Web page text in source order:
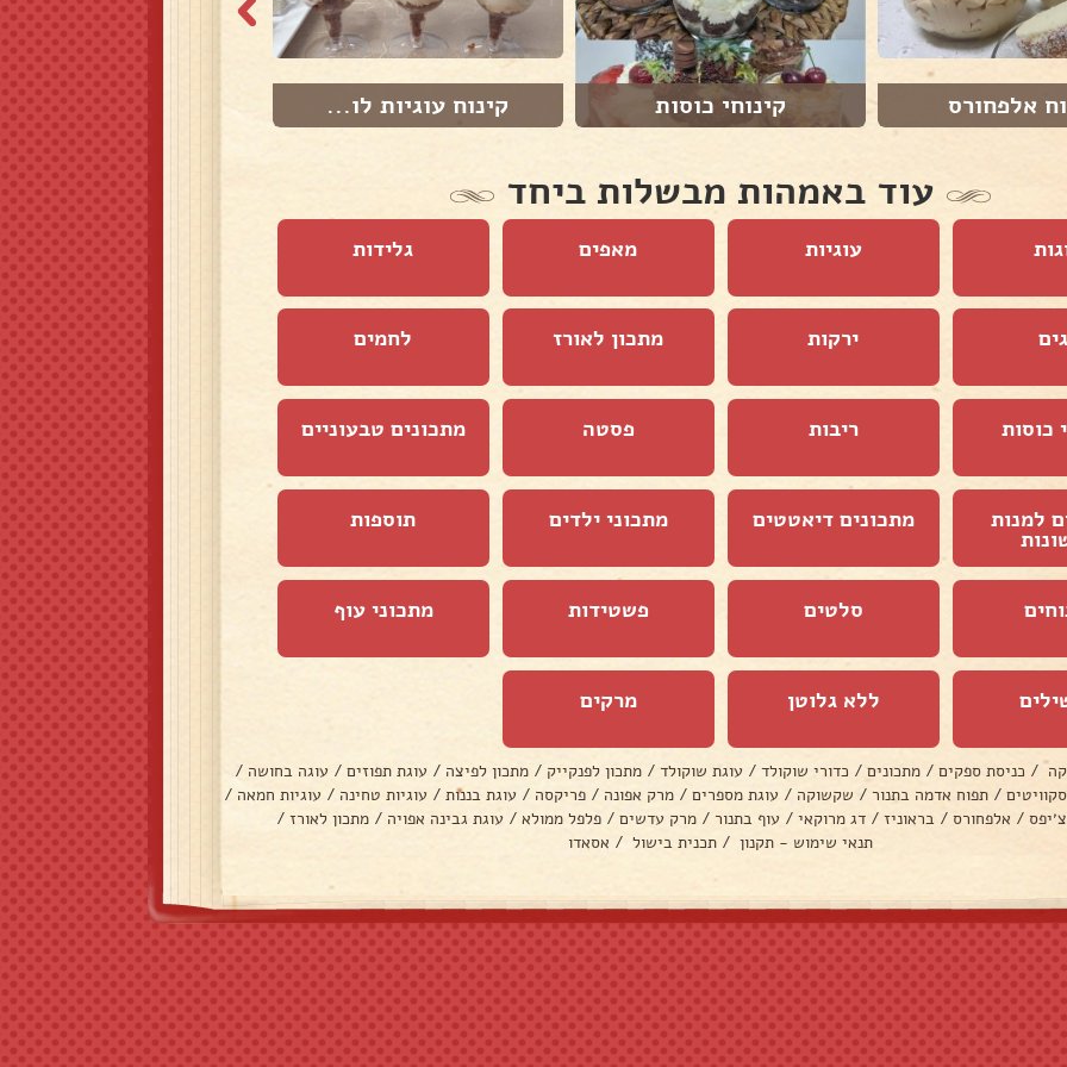
אלפחורס קינוחי כוסות קינוח עוגיות לו...
עוד באמהות מבשלות ביחד
עוגיות מאפים גלידות
ירקות מתכון לאורז לחמים
כוסות ריבות פסטה מתכונים טבעוניים
למנות מתכונים דיאטטים מתכוני ילדים תוספות
סלטים פשטידות מתכוני עוף
ללא גלוטן מרקים
/ כניסת ספקים / מתכונים / כדורי שוקולד / עוגת שוקולד / מתכון לפנקייק / מתכון לפיצה / עוגת תפוזים / עוגה בחושה /
/ תפוח אדמה בתנור / שקשוקה / עוגת מספרים / מרק אפונה / פריקסה / עוגת בננות / עוגיות טחינה / עוגיות חמאה /
/ אלפחורס / בראוניז / דג מרוקאי / עוף בתנור / מרק עדשים / פלפל ממולא / עוגת גבינה אפויה / מתכון לאורז /
תנאי שימוש - תקנון / תכנית בישול / אסאדו